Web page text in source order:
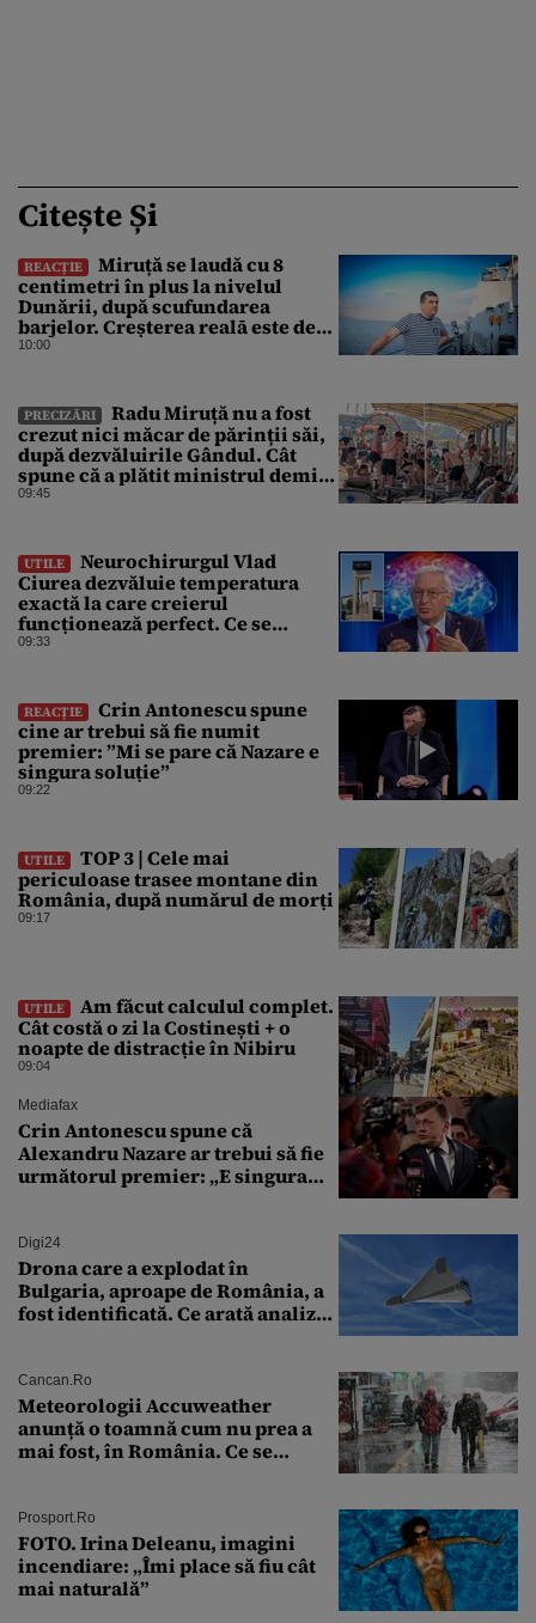
Citește Și
REACȚIE
Miruță se laudă cu 8
centimetri în plus la nivelul
Dunării, după scufundarea
barjelor. Creșterea realā este de
doar 4 centimetri
10:00
PRECIZĂRI
Radu Miruță nu a fost
crezut nici măcar de părinții săi,
după dezvăluirile Gândul. Cât
spune că a plătit ministrul demis
pentru vacanța la 5 stele în Turcia
09:45
UTILE
Neurochirurgul Vlad
Ciurea dezvăluie temperatura
exactă la care creierul
funcționează perfect. Ce se
întâmplă când afară sunt peste 35
09:33
REACȚIE
Crin Antonescu spune
cine ar trebui să fie numit
premier: ”Mi se pare că Nazare e
singura soluție”
09:22
UTILE
TOP 3 | Cele mai
periculoase trasee montane din
România, după numărul de morți
09:17
UTILE
Am făcut calculul complet.
Cât costă o zi la Costinești + o
noapte de distracție în Nibiru
09:04
Mediafax
Crin Antonescu spune că
Alexandru Nazare ar trebui să fie
următorul premier: „E singura
Digi24
Drona care a explodat în
Bulgaria, aproape de România, a
fost identificată. Ce arată analiza
Cancan.ro
Meteorologii Accuweather
anunță o toamnă cum nu prea a
mai fost, în România. Ce se
București. Pe ce dată ninge
Prosport.ro
FOTO. Irina Deleanu, imagini
incendiare: „Îmi place să fiu cât
mai naturală”